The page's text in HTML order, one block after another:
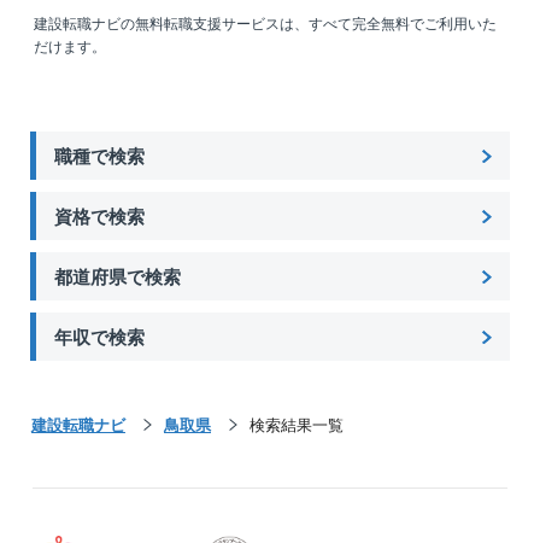
建設転職ナビの無料転職支援サービスは、すべて完全無料でご利用いた
だけます。
職種で検索
資格で検索
都道府県で検索
年収で検索
建設転職ナビ 鳥取県 検索結果一覧